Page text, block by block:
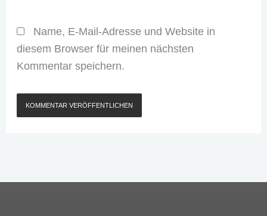
Name, E-Mail-Adresse und Website in
diesem Browser für meinen nächsten
Kommentar speichern.